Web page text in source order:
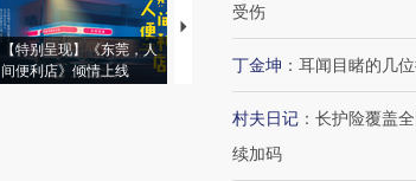
【特别呈现】《东莞，人
间便利店》倾情上线
【推广】走进第四届链博
有意思
受伤
丁金坤 ： 耳闻目睹的几
村夫日记 ： 长护险覆盖
续加码